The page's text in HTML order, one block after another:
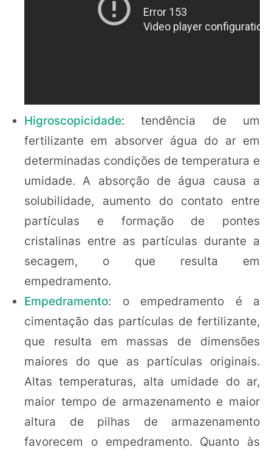
Higroscopicidade: tendência de um
fertilizante em absorver água do ar em
determinadas condições de temperatura e
umidade. A absorção de água causa a
solubilidade, aumento do contato entre
partículas e formação de pontes
cristalinas entre as partículas durante a
secagem, o que resulta em
empedramento.
Empedramento: o empedramento é a
cimentação das partículas de fertilizante,
que resulta em massas de dimensões
maiores do que as partículas originais.
Altas temperaturas, alta umidade do ar,
maior tempo de armazenamento e maior
altura de pilhas de armazenamento
favorecem o empedramento. Quanto às